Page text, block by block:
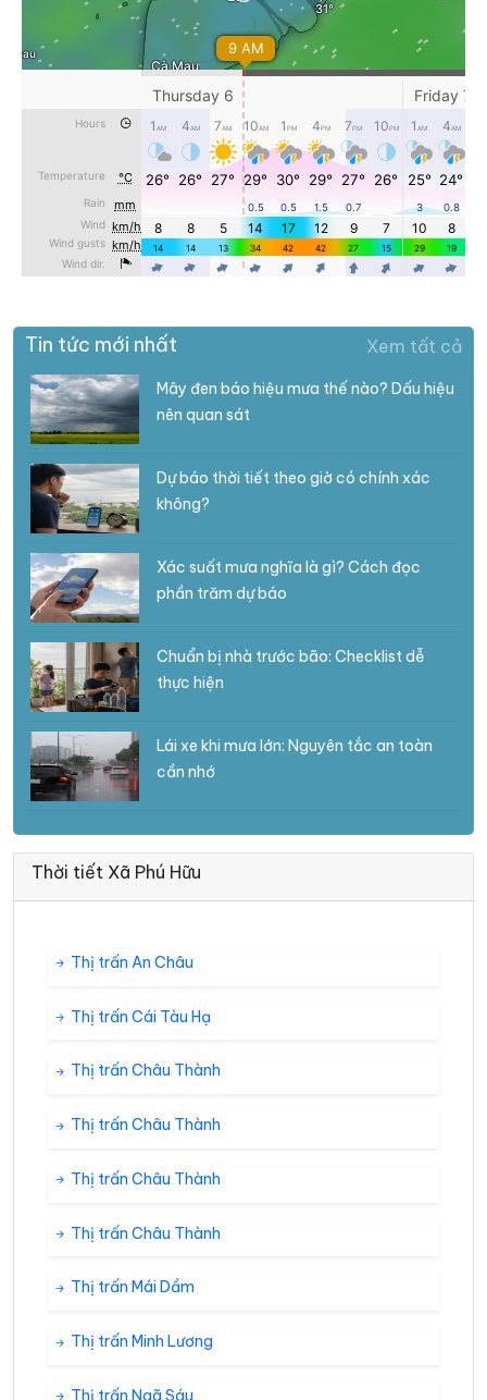
Tin tức mới nhất Xem tất cả
Mây đen báo hiệu mưa thế nào? Dấu hiệu
nên quan sát
Dự báo thời tiết theo giờ có chính xác
không?
Xác suất mưa nghĩa là gì? Cách đọc
phần trăm dự báo
Chuẩn bị nhà trước bão: Checklist dễ
thực hiện
Lái xe khi mưa lớn: Nguyên tắc an toàn
cần nhớ
Thời tiết Xã Phú Hữu
Thị trấn An Châu
Thị trấn Cái Tàu Hạ
Thị trấn Châu Thành
Thị trấn Châu Thành
Thị trấn Châu Thành
Thị trấn Châu Thành
Thị trấn Mái Dầm
Thị trấn Minh Lương
Thị trấn Ngã Sáu